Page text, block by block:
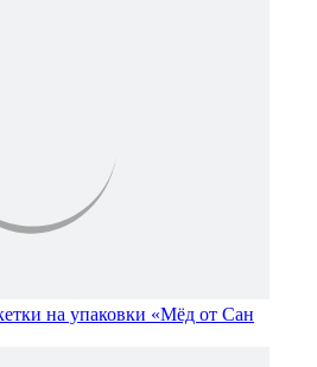
на упаковки «Мёд от Сан